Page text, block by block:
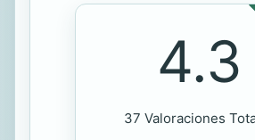
4.3
37 Valoraciones